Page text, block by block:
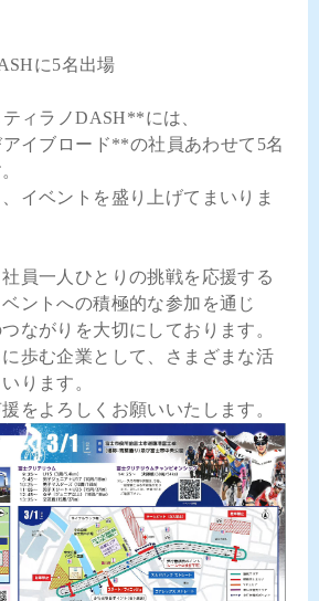
に5名出場
ィラノDASH**には、
イブロード**の社員あわせて5名
イベントを盛り上げてまいりま
員一人ひとりの挑戦を応援する
ントへの積極的な参加を通じ
ながりを大切にしております。
歩む企業として、さまざまな活
ります。
をよろしくお願いいたします。